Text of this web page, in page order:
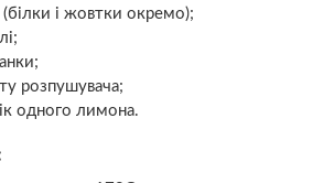
і жовтки окремо);
розпушувача;
одного лимона.